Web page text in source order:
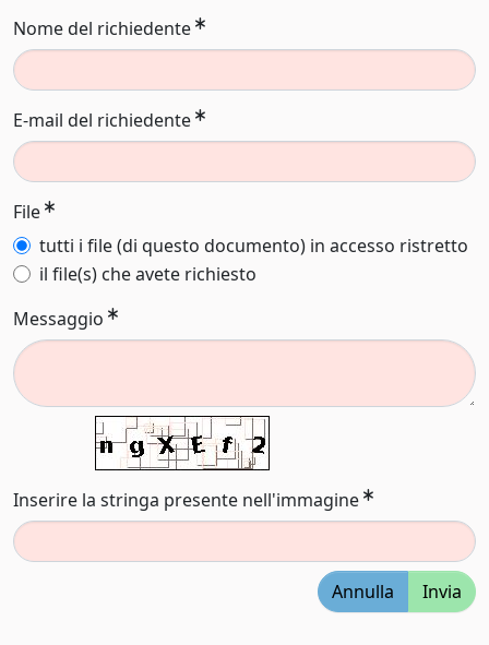
Nome del richiedente
E-mail del richiedente
File
tutti i file (di questo documento) in accesso ristretto
il file(s) che avete richiesto
Messaggio
Inserire la stringa presente nell'immagine
Annulla Invia